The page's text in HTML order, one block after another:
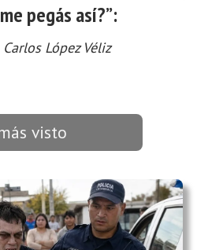
pegás así?”:
Carlos López Véliz
visto